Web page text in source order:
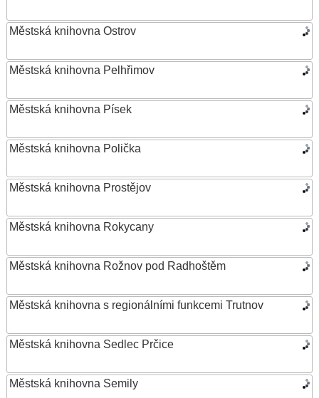
Městská knihovna Ostrov
Městská knihovna Pelhřimov
Městská knihovna Písek
Městská knihovna Polička
Městská knihovna Prostějov
Městská knihovna Rokycany
Městská knihovna Rožnov pod Radhoštěm
Městská knihovna s regionálními funkcemi Trutnov
Městská knihovna Sedlec Prčice
Městská knihovna Semily